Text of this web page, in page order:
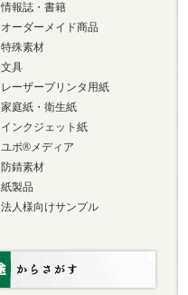
情報誌・書籍
オーダーメイド商品
特殊素材
文具
レーザープリンタ用紙
家庭紙・衛生紙
インクジェット紙
ユポ®メディア
防錆素材
紙製品
法人様向けサンプル